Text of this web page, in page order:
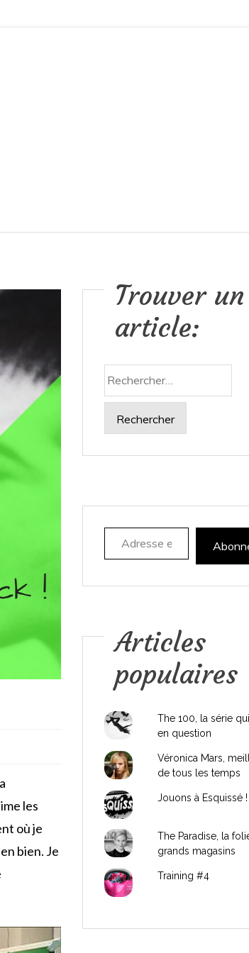
les
où je
en bien. Je
Trouver un
article:
Adresse e-mail
Articles
populaires
The 100, la série
en question
Véronica Mars,
de tous les temps
Jouons à Esquissé !
The Paradise, la
grands magasins
Training #4